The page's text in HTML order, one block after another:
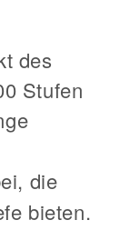
des
Stufen
die
bieten.